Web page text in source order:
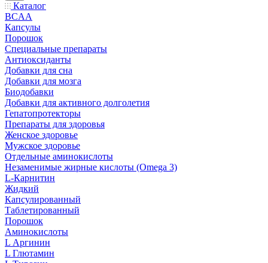
Каталог
BCAA
Капсулы
Порошок
Cпециальные препараты
Антиоксиданты
Добавки для сна
Добавки для мозга
Биодобавки
Добавки для активного долголетия
Гепатопротекторы
Препараты для здоровья
Женское здоровье
Мужское здоровье
Отдельные аминокислоты
Незаменимые жирные кислоты (Omega 3)
L-Карнитин
Жидкий
Капсулированный
Таблетированный
Порошок
Аминокислоты
L Аргинин
L Глютамин